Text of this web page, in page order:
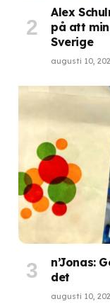
Alex
på att
Sverige
augusti 10,
n’Jonas:
det
augusti 10,